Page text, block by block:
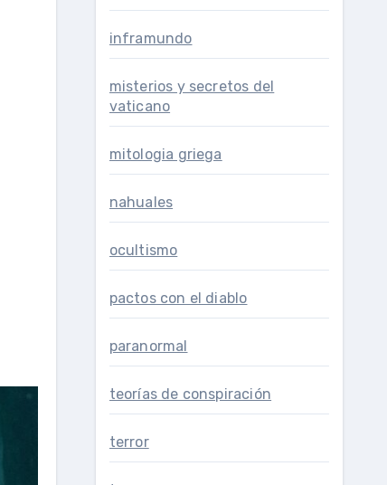
inframundo
misterios y secretos del
vaticano
mitologia griega
nahuales
ocultismo
pactos con el diablo
paranormal
teorías de conspiración
terror